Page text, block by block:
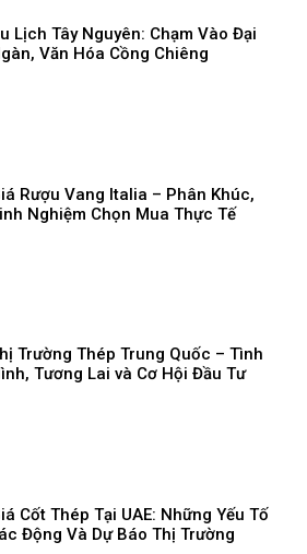
Lịch Tây Nguyên: Chạm Vào Đại
Văn Hóa Cồng Chiêng
Rượu Vang Italia – Phân Khúc,
Nghiệm Chọn Mua Thực Tế
Trường Thép Trung Quốc – Tình
Tương Lai và Cơ Hội Đầu Tư
Cốt Thép Tại UAE: Những Yếu Tố
Động Và Dự Báo Thị Trường